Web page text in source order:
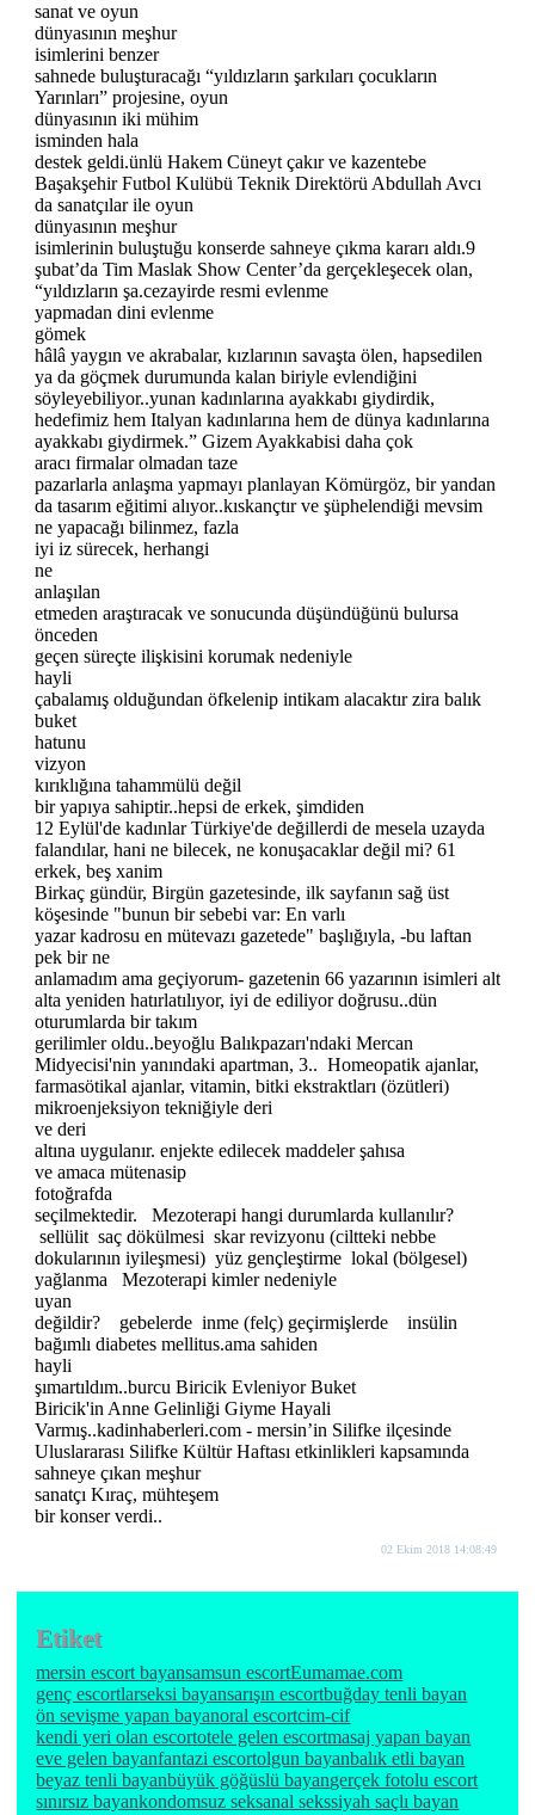
sanat ve oyun
dünyasının meşhur
isimlerini benzer
sahnede buluşturacağı “yıldızların şarkıları çocukların
Yarınları” projesine, oyun
dünyasının iki mühim
isminden hala
destek geldi.ünlü Hakem Cüneyt çakır ve kazentebe
Başakşehir Futbol Kulübü Teknik Direktörü Abdullah Avcı
da sanatçılar ile oyun
dünyasının meşhur
isimlerinin buluştuğu konserde sahneye çıkma kararı aldı.9
şubat’da Tim Maslak Show Center’da gerçekleşecek olan,
“yıldızların şa.cezayirde resmi evlenme
yapmadan dini evlenme
gömek
hâlâ yaygın ve akrabalar, kızlarının savaşta ölen, hapsedilen
ya da göçmek durumunda kalan biriyle evlendiğini
söyleyebiliyor..yunan kadınlarına ayakkabı giydirdik,
hedefimiz hem Italyan kadınlarına hem de dünya kadınlarına
ayakkabı giydirmek.” Gizem Ayakkabisi daha çok
aracı firmalar olmadan taze
pazarlarla anlaşma yapmayı planlayan Kömürgöz, bir yandan
da tasarım eğitimi alıyor..kıskançtır ve şüphelendiği mevsim
ne yapacağı bilinmez, fazla
iyi iz sürecek, herhangi
ne
anlaşılan
etmeden araştıracak ve sonucunda düşündüğünü bulursa
önceden
geçen süreçte ilişkisini korumak nedeniyle
hayli
çabalamış olduğundan öfkelenip intikam alacaktır zira balık
buket
hatunu
vizyon
kırıklığına tahammülü değil
bir yapıya sahiptir..hepsi de erkek, şimdiden
12 Eylül'de kadınlar Türkiye'de değillerdi de mesela uzayda
falandılar, hani ne bilecek, ne konuşacaklar değil mi? 61
erkek, beş xanim
Birkaç gündür, Birgün gazetesinde, ilk sayfanın sağ üst
köşesinde "bunun bir sebebi var: En varlı
yazar kadrosu en mütevazı gazetede" başlığıyla, -bu laftan
pek bir ne
anlamadım ama geçiyorum- gazetenin 66 yazarının isimleri alt
alta yeniden hatırlatılıyor, iyi de ediliyor doğrusu..dün
oturumlarda bir takım
gerilimler oldu..beyoğlu Balıkpazarı'ndaki Mercan
Midyecisi'nin yanındaki apartman, 3.. Homeopatik ajanlar,
farmasötikal ajanlar, vitamin, bitki ekstraktları (özütleri)
mikroenjeksiyon tekniğiyle deri
ve deri
altına uygulanır. enjekte edilecek maddeler şahısa
ve amaca mütenasip
fotoğrafda
seçilmektedir. Mezoterapi hangi durumlarda kullanılır?
sellülit saç dökülmesi skar revizyonu (ciltteki nebbe
dokularının iyileşmesi) yüz gençleştirme lokal (bölgesel)
yağlanma Mezoterapi kimler nedeniyle
uyan
değildir? gebelerde inme (felç) geçirmişlerde insülin
bağımlı diabetes mellitus.ama sahiden
hayli
şımartıldım..burcu Biricik Evleniyor Buket
Biricik'in Anne Gelinliği Giyme Hayali
Varmış..kadinhaberleri.com - mersin’in Silifke ilçesinde
Uluslararası Silifke Kültür Haftası etkinlikleri kapsamında
sahneye çıkan meşhur
sanatçı Kıraç, mühteşem
bir konser verdi..
02 Ekim 2018 14:08:49
Etiket
mersin escort bayansamsun escortEumamae.com
genç escortlarseksi bayansarışın escortbuğday tenli bayan
ön sevişme yapan bayanoral escortcim-cif
kendi yeri olan escortotele gelen escortmasaj yapan bayan
eve gelen bayanfantazi escortolgun bayanbalık etli bayan
beyaz tenli bayanbüyük göğüslü bayangerçek fotolu escort
sınırsız bayankondomsuz seksanal sekssiyah saçlı bayan